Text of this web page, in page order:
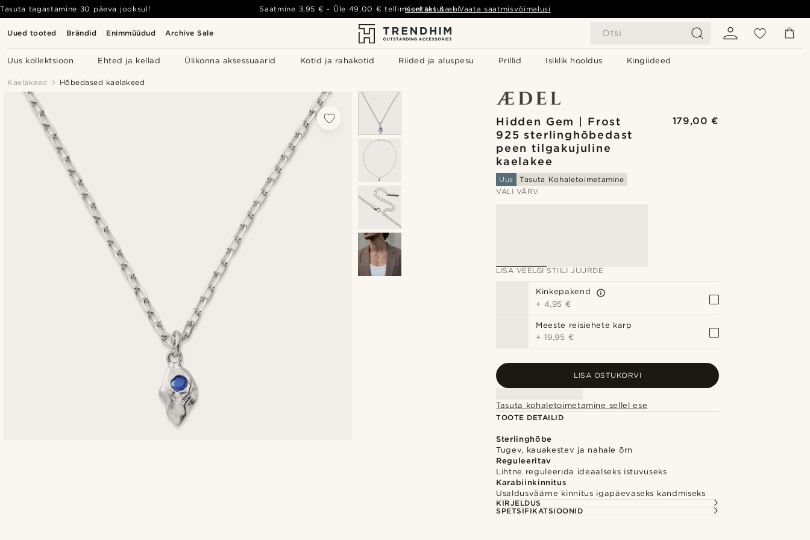
Uued tooted Brändid Enimmüüdud Archive Sale Otsi
Uus kollektsioon Ehted ja kellad Ülikonna aksessuaarid Kotid ja rahakotid Riided ja aluspesu Prillid Isiklik hooldus Kingiideed
Tasuta tagastamine 30 päeva jooksul! Saatmine 3,95 € - Üle 49,00 € tellimusel tasuta- Vaata saatmisvõimalusi
Kontakt & abi
Kaelakeed Hõbedased kaelakeed
Hidden Gem | Frost
925 sterlinghõbedast
peen tilgakujuline
kaelakee
179,00 €
Uus
Tasuta Kohaletoimetamine
VALI VÄRV
LISA VEELGI STIILI JUURDE
Kinkepakend
+ 4,95 €
Meeste reisiehete karp
+ 19,95 €
LISA OSTUKORVI
Tasuta kohaletoimetamine sellel ese
TOOTE DETAILID
Sterlinghõbe
Tugev, kauakestev ja nahale õrn
Reguleeritav
Lihtne reguleerida ideaalseks istuvuseks
Karabiinkinnitus
Usaldusväärne kinnitus igapäevaseks kandmiseks
KIRJELDUS
SPETSIFIKATSIOONID